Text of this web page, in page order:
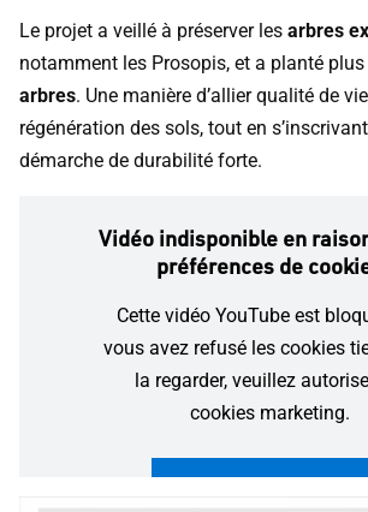
Le projet a veillé à préserver les arbres
notamment les Prosopis, et a planté plus
arbres. Une manière d’allier qualité de
régénération des sols, tout en
démarche de durabilité forte.
Vidéo indisponible en
préférences de
Cette vidéo YouTube est
vous avez refusé les cookies
la regarder, veuillez
cookies marketing.